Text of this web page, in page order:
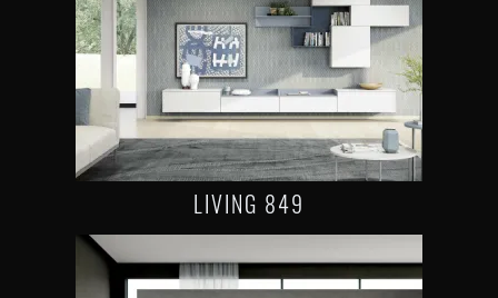
LIVING 849